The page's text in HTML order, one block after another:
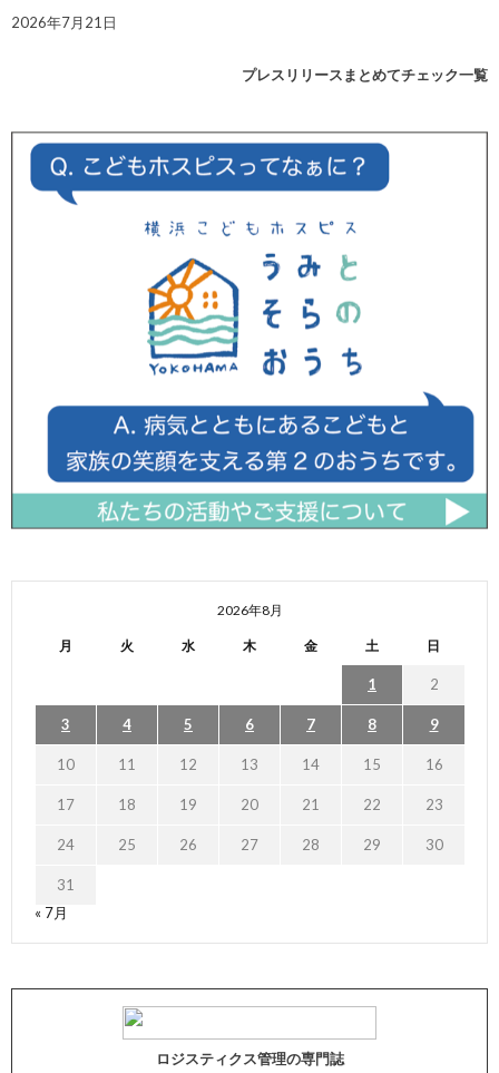
2026年7月21日
プレスリリースまとめてチェック一覧
2026年8月
月 火 水 木 金 土 日
1 2
3 4 5 6 7 8 9
10 11 12 13 14 15 16
17 18 19 20 21 22 23
24 25 26 27 28 29 30
31
« 7月
ロジスティクス管理の専門誌